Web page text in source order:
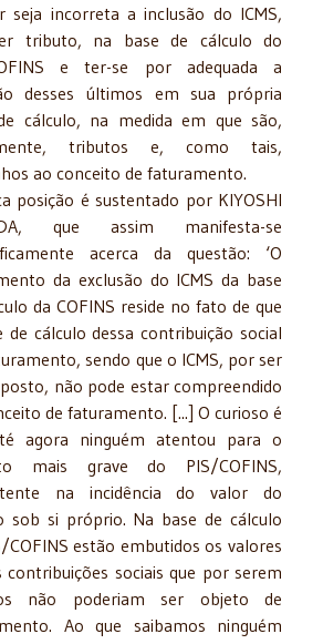
seja incorreta a inclusão do ICMS,
tributo, na base de cálculo do
e ter-se por adequada a
desses últimos em sua própria
cálculo, na medida em que são,
tributos e, como tais,
ao conceito de faturamento.
posição é sustentado por KIYOSHI
que assim manifesta-se
acerca da questão: ‘O
da exclusão do ICMS da base
da COFINS reside no fato de que
de cálculo dessa contribuição social
sendo que o ICMS, por ser
não pode estar compreendido
de faturamento. [...] O curioso é
agora ninguém atentou para o
mais grave do PIS/COFINS,
na incidência do valor do
sob si próprio. Na base de cálculo
COFINS estão embutidos os valores
contribuições sociais que por serem
não poderiam ser objeto de
Ao que saibamos ninguém